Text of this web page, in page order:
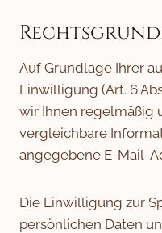
Auf Grundlage Ihrer
Einwilligung (Art. 6
wir Ihnen regelmäßig
vergleichbare
angegebene E-Mail-
Die Einwilligung zur
persönlichen Daten